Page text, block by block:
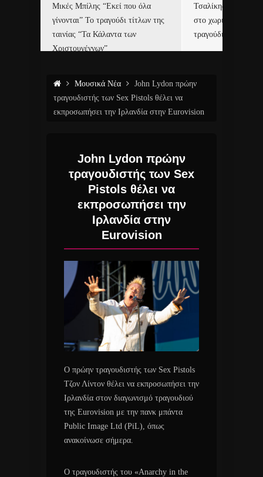
Μικές Μπίλης “Εκεί που όλα
γίνονται” Το τραγούδι τίτλων της
ταινίας “Τα Κάλαντα των
Χριστουγέννων”
Τσαλίκης,
στο χωριό του Άι
τραγούδι και video
Μουσικά Νέα
John Lydon πρώην
τραγουδιστής των Sex Pistols θέλει να
εκπροσωπήσει την Ιρλανδία στην Eurovision
John Lydon πρώην
τραγουδιστής των Sex
Pistols θέλει να
εκπροσωπήσει την
Ιρλανδία στην
Eurovision
Ο πρώην τραγουδιστής των Sex Pistols
Τζον Λίντον θέλει να εκπροσωπήσει την
Ιρλανδία στον διαγωνισμό τραγουδιού
της Eurovision με την πανκ μπάντα
Public Image Ltd (PiL), όπως
ανακοίνωσε σήμερα.
Ο τραγουδιστής του «Anarchy in the